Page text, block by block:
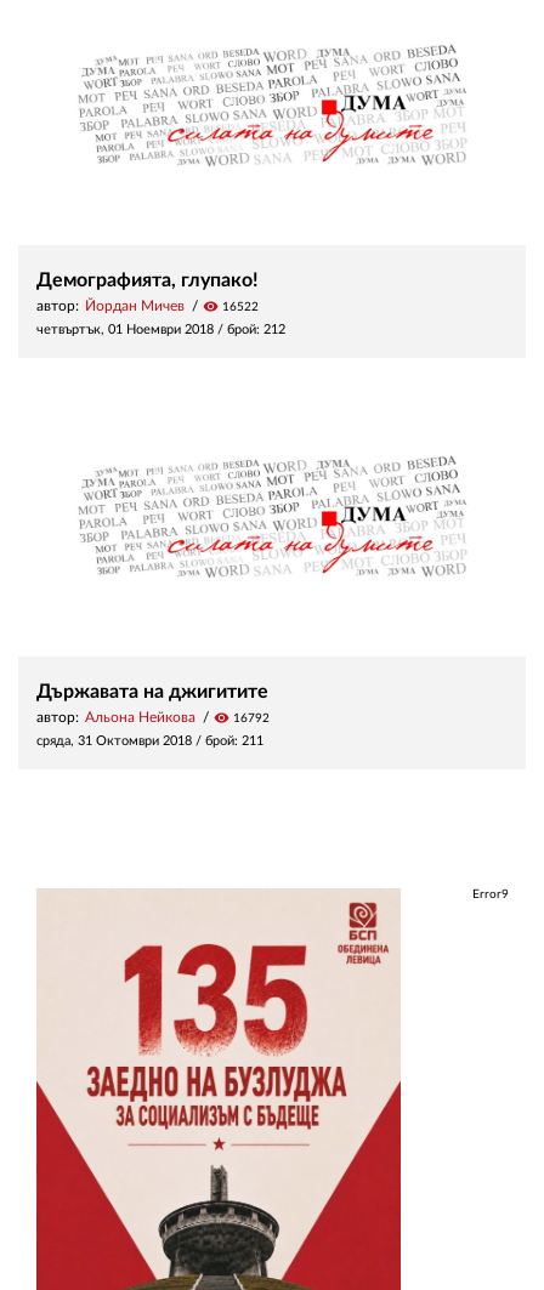
Демографията, глупако!
автор: Йордан Мичев visibility 16522
четвъртък, 01 Ноември 2018 / брой: 212
Държавата на джигитите
автор: Альона Нейкова visibility 16792
сряда, 31 Октомври 2018 / брой: 211
Error9